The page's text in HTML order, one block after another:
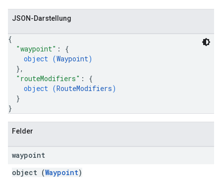
JSON-Darstellung
{
"waypoint" : {
object (Waypoint)
},
"routeModifiers" : {
object (RouteModifiers)
}
}
Felder
waypoint
object (Waypoint)